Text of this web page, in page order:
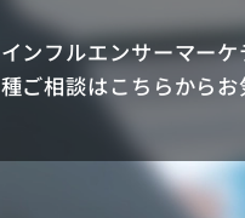
インフルエンサーマー
種ご相談はこちらからお